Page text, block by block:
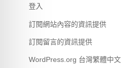
登入
訂閱網站內容的資訊提供
訂閱留言的資訊提供
WordPress.org 台灣繁體中文